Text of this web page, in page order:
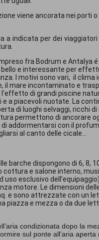
viene ancorata nei porti o
a indicata per dei
fra Bodrum e Antalya é
e interessante per
I motivi sono vari, il clima
il mare incontaminato e
di grandi piscine
a piacevoli nuotate. La
di luoghi selvaggi, ricchi di
permettono di ancorare
di addormentarsi con il
al canto delle cicale...
barche dispongono di 6, 8,
cottura e salone interno,
uso esclusivo
motore. Le dimensioni
e sono attrezzate con un
piazza e mezza o da due
condizionata dopo la
sul ponte all’aria aperta